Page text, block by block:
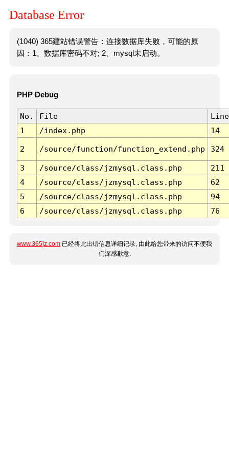
Database Error
(1040) 365建站错误警告：连接数据库失败，可能的原
因：1、数据库密码不对; 2、mysql未启动。
PHP Debug
No. File
Line
1
/index.php 14
2 /source/function/function_extend.php 324
3 /source/class/jzmysql.class.php
211
4
/source/class/jzmysql.class.php
62
5
/source/class/jzmysql.class.php
94
6
/source/class/jzmysql.class.php 76
www.365jz.com 已经将此出错信息详细记录, 由此给您带来的访问不便我
们深感歉意.